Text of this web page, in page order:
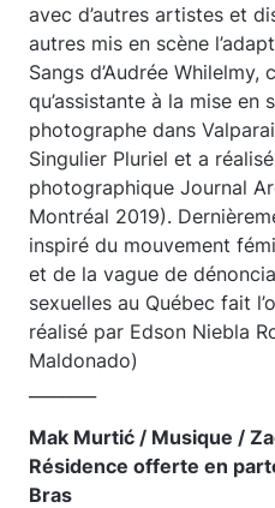
avec d’autres artistes et
autres mis en scène
Sangs d’Audrée
qu’assistante à la mise en
photographe dans
Singulier Pluriel et a
photographique Journal
Montréal 2019).
inspiré du mouvement
et de la vague de
sexuelles au Québec fait
réalisé par Edson Niebla
Maldonado)
Mak Murtić / Musique /
Résidence offerte en
Bras